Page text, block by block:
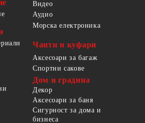
Видео
Аудио
Морска електроника
Чанти и куфари
Аксесоари за багаж
Спортни сакове
Дом и градина
Декор
Аксесоари за баня
Сигурност за дома и
бизнеса